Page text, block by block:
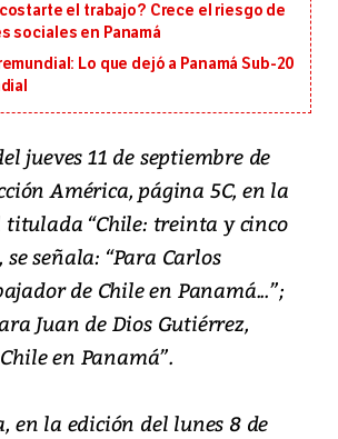
el trabajo? Crece el riesgo de
sociales en Panamá
Lo que dejó a Panamá Sub-20
jueves 11 de septiembre de
América, página 5C, en la
“Chile: treinta y cinco
se señala: “Para Carlos
de Chile en Panamá...”;
Juan de Dios Gutiérrez,
en Panamá”.
en la edición del lunes 8 de